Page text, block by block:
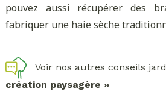
pouvez aussi récupérer des
fabriquer une haie sèche
Voir nos autres conseils
création paysagère »